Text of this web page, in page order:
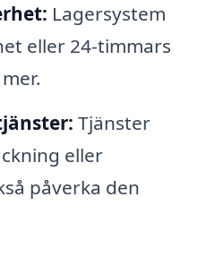
Lagersystem
eller 24-timmars
Tjänster
eller
påverka den